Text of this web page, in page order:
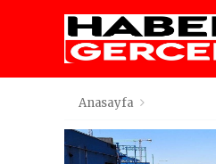
Anasayfa